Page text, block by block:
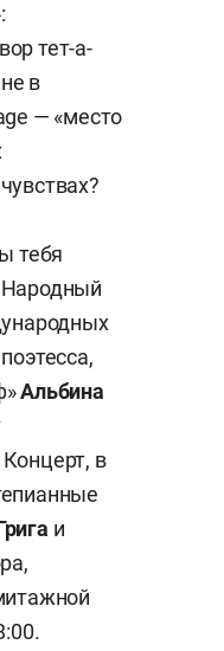
тет-а-
в
— «место
тебя
Альбина
в
и